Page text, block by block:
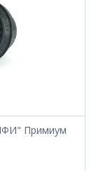
Примиум